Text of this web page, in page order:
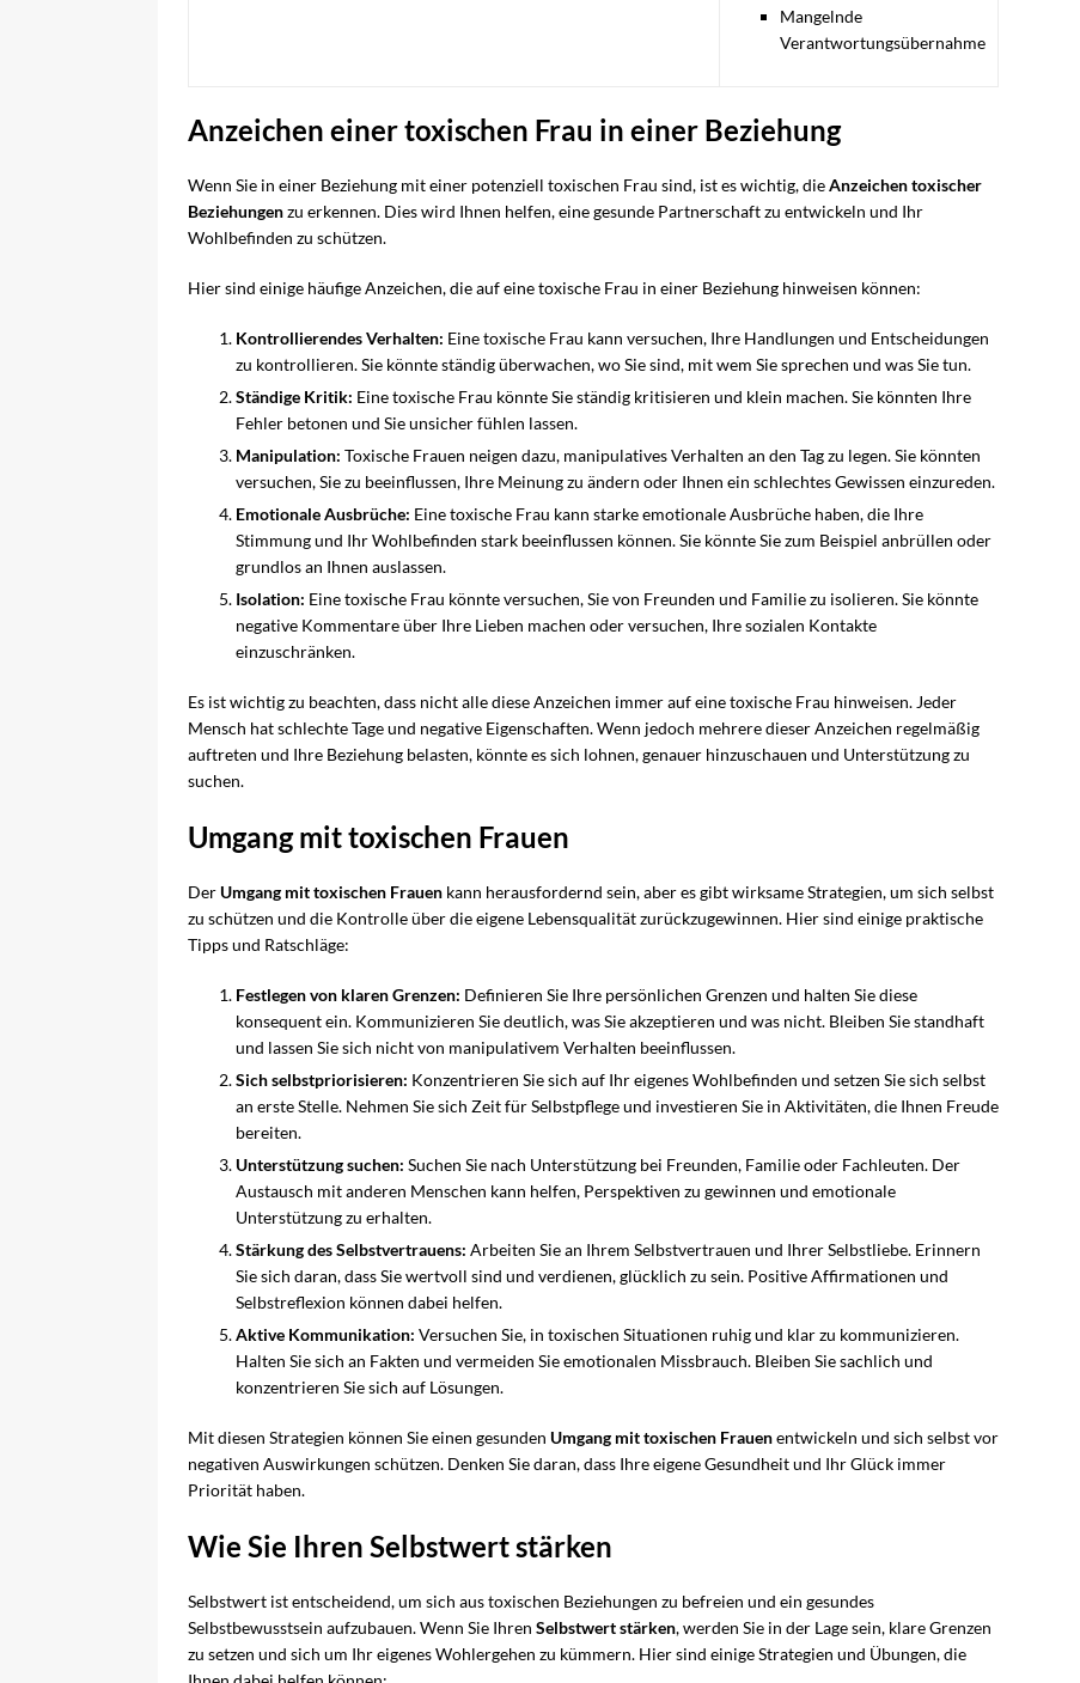
Mangelnde
Verantwortungsübernahme
Anzeichen einer toxischen Frau in einer Beziehung
Wenn Sie in einer Beziehung mit einer potenziell toxischen Frau sind, ist es wichtig, dieAnzeichen toxischer
Beziehungenzu erkennen. Dies wird Ihnen helfen, eine gesunde Partnerschaft zu entwickeln und Ihr
Wohlbefinden zu schützen.
Hier sind einige häufige Anzeichen, die auf eine toxische Frau in einer Beziehung hinweisen können:
Kontrollierendes Verhalten: Eine toxische Frau kann versuchen, Ihre Handlungen und Entscheidungen
zu kontrollieren. Sie könnte ständig überwachen, wo Sie sind, mit wem Sie sprechen und was Sie tun.
Ständige Kritik: Eine toxische Frau könnte Sie ständig kritisieren und klein machen. Sie könnten Ihre
Fehler betonen und Sie unsicher fühlen lassen.
Manipulation: Toxische Frauen neigen dazu, manipulatives Verhalten an den Tag zu legen. Sie könnten
versuchen, Sie zu beeinflussen, Ihre Meinung zu ändern oder Ihnen ein schlechtes Gewissen einzureden.
Emotionale Ausbrüche: Eine toxische Frau kann starke emotionale Ausbrüche haben, die Ihre
Stimmung und Ihr Wohlbefinden stark beeinflussen können. Sie könnte Sie zum Beispiel anbrüllen oder
grundlos an Ihnen auslassen.
Isolation: Eine toxische Frau könnte versuchen, Sie von Freunden und Familie zu isolieren. Sie könnte
negative Kommentare über Ihre Lieben machen oder versuchen, Ihre sozialen Kontakte
einzuschränken.
Es ist wichtig zu beachten, dass nicht alle diese Anzeichen immer auf eine toxische Frau hinweisen. Jeder
Mensch hat schlechte Tage und negative Eigenschaften. Wenn jedoch mehrere dieser Anzeichen regelmäßig
auftreten und Ihre Beziehung belasten, könnte es sich lohnen, genauer hinzuschauen und Unterstützung zu
suchen.
Umgang mit toxischen Frauen
DerUmgang mit toxischen Frauen kann herausfordernd sein, aber es gibt wirksame Strategien, um sich selbst
zu schützen und die Kontrolle über die eigene Lebensqualität zurückzugewinnen. Hier sind einige praktische
Tipps und Ratschläge:
Festlegen von klaren Grenzen: Definieren Sie Ihre persönlichen Grenzen und halten Sie diese
konsequent ein. Kommunizieren Sie deutlich, was Sie akzeptieren und was nicht. Bleiben Sie standhaft
und lassen Sie sich nicht von manipulativem Verhalten beeinflussen.
Sich selbstpriorisieren: Konzentrieren Sie sich auf Ihr eigenes Wohlbefinden und setzen Sie sich selbst
an erste Stelle. Nehmen Sie sich Zeit für Selbstpflege und investieren Sie in Aktivitäten, die Ihnen Freude
bereiten.
Unterstützung suchen: Suchen Sie nach Unterstützung bei Freunden, Familie oder Fachleuten. Der
Austausch mit anderen Menschen kann helfen, Perspektiven zu gewinnen und emotionale
Unterstützung zu erhalten.
Stärkung des Selbstvertrauens: Arbeiten Sie an Ihrem Selbstvertrauen und Ihrer Selbstliebe. Erinnern
Sie sich daran, dass Sie wertvoll sind und verdienen, glücklich zu sein. Positive Affirmationen und
Selbstreflexion können dabei helfen.
Aktive Kommunikation: Versuchen Sie, in toxischen Situationen ruhig und klar zu kommunizieren.
Halten Sie sich an Fakten und vermeiden Sie emotionalen Missbrauch. Bleiben Sie sachlich und
konzentrieren Sie sich auf Lösungen.
Mit diesen Strategien können Sie einen gesunden Umgang mit toxischen Frauenentwickeln und sich selbst vor
negativen Auswirkungen schützen. Denken Sie daran, dass Ihre eigene Gesundheit und Ihr Glück immer
Priorität haben.
Wie Sie Ihren Selbstwert stärken
Selbstwert ist entscheidend, um sich aus toxischen Beziehungen zu befreien und ein gesundes
Selbstbewusstsein aufzubauen. Wenn Sie Ihren Selbstwert stärken, werden Sie in der Lage sein, klare Grenzen
zu setzen und sich um Ihr eigenes Wohlergehen zu kümmern. Hier sind einige Strategien und Übungen, die